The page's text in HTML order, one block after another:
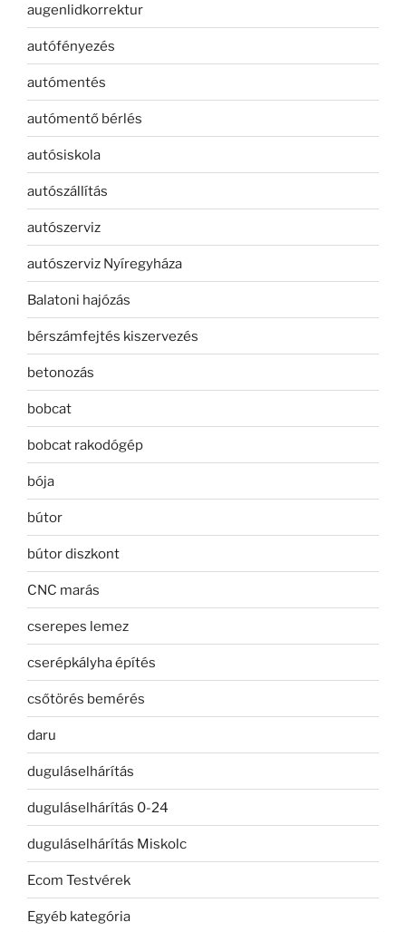
augenlidkorrektur
autófényezés
autómentés
autómentő bérlés
autósiskola
autószállítás
autószerviz
autószerviz Nyíregyháza
Balatoni hajózás
bérszámfejtés kiszervezés
betonozás
bobcat
bobcat rakodógép
bója
bútor
bútor diszkont
CNC marás
cserepes lemez
cserépkályha építés
csőtörés bemérés
daru
duguláselhárítás
duguláselhárítás 0-24
duguláselhárítás Miskolc
Ecom Testvérek
Egyéb kategória